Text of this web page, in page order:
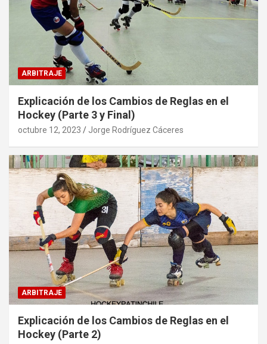
ARBITRAJE
Explicación de los Cambios de Reglas en el
Hockey (Parte 3 y Final)
octubre 12, 2023 Jorge Rodríguez Cáceres
ARBITRAJE
Explicación de los Cambios de Reglas en el
Hockey (Parte 2)